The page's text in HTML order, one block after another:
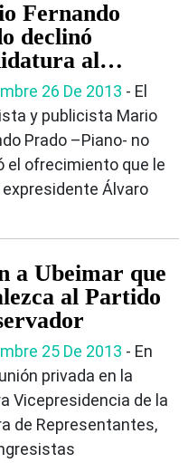
Fernando
declinó
al
26 De 2013 ‐ El
y publicista Mario
Prado –Piano- no
el ofrecimiento que le
expresidente Álvaro
a Ubeimar que
al Partido
25 De 2013 ‐ En
privada en la
Vicepresidencia de la
de Representantes,